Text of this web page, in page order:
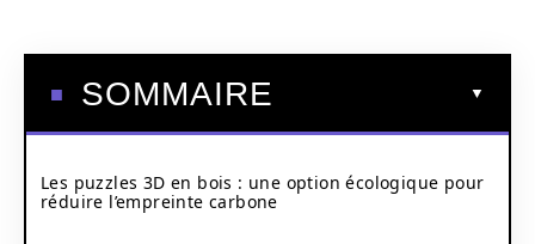
SOMMAIRE
Les puzzles 3D en bois : une option écologique pour
réduire l’empreinte carbone